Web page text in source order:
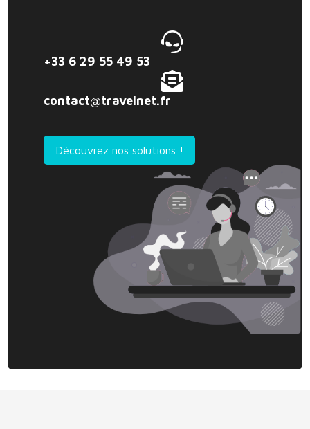
+33 6 29 55 49 53
contact@travelnet.fr
Découvrez nos solutions !